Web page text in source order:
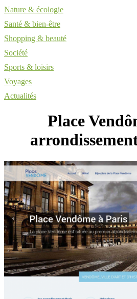
Nature & écologie
Santé & bien-être
Shopping & beauté
Société
Sports & loisirs
Voyages
Actualités
Place